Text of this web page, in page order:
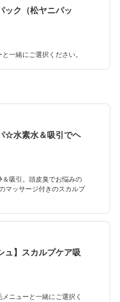
ック（松ヤニパッ
一緒にご選択ください。
☆水素水＆吸引でヘ
吸引。頭皮臭でお悩みの
マッサージ付きのスカルプ
ュ】スカルプケア吸
ニューと一緒にご選択く